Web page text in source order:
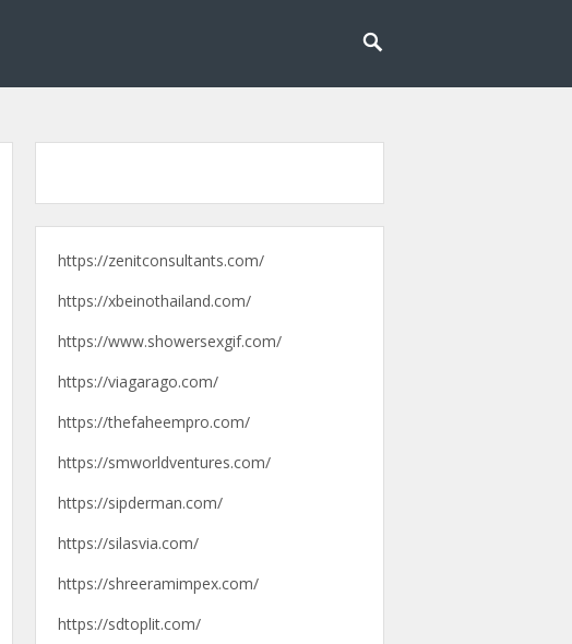
pengalaman
https://zenitconsultants.com/
https://xbeinothailand.com/
https://www.showersexgif.com/
https://viagarago.com/
https://thefaheempro.com/
https://smworldventures.com/
https://sipderman.com/
https://silasvia.com/
https://shreeramimpex.com/
https://sdtoplit.com/